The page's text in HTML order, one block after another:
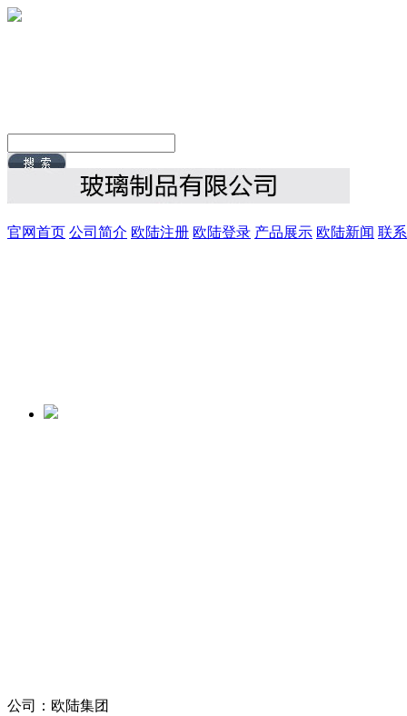
官网首页 公司简介 欧陆注册 欧陆登录 产品展示 欧陆新闻 联
公司：欧陆集团